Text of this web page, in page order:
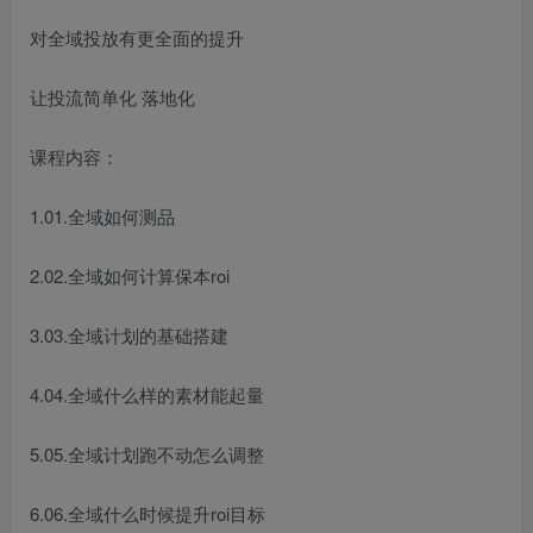
对全域投放有更全面的提升
让投流简单化 落地化
课程内容：
1.01.全域如何测品
2.02.全域如何计算保本roi
3.03.全域计划的基础搭建
4.04.全域什么样的素材能起量
5.05.全域计划跑不动怎么调整
6.06.全域什么时候提升roi目标